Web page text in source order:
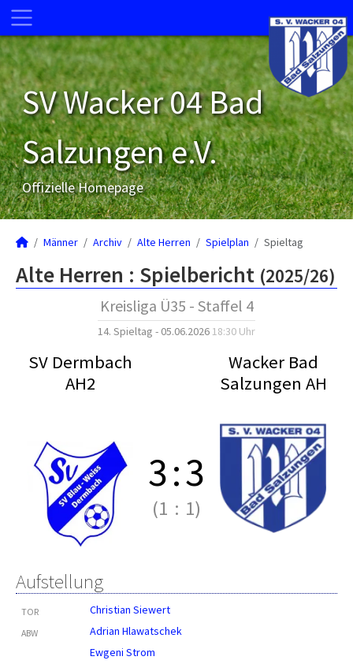
SV Wacker 04 Bad
Salzungen e.V.
Offizielle Homepage
Männer Archiv Alte Herren Spielplan Spieltag
Alte Herren : Spielbericht (2025/26)
Kreisliga Ü35 - Staffel 4
14. Spieltag - 05.06.2026 18:30 Uhr
SV Dermbach
AH2
Wacker Bad
Salzungen AH
3:3
(1 : 1)
Aufstellung
TOR Christian Siewert
ABW
Adrian Hlawatschek
Ewgeni Strom